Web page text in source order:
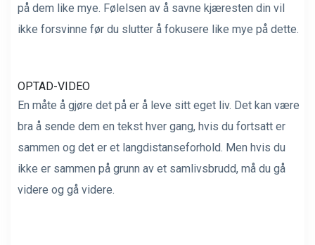
på dem like mye. Følelsen av å savne kjæresten din vil
ikke forsvinne før du slutter å fokusere like mye på dette.
OPTAD-VIDEO
En måte å gjøre det på er å leve sitt eget liv. Det kan være
bra å sende dem en tekst hver gang, hvis du fortsatt er
sammen og det er et langdistanseforhold. Men hvis du
ikke er sammen på grunn av et samlivsbrudd, må du gå
videre og gå videre.